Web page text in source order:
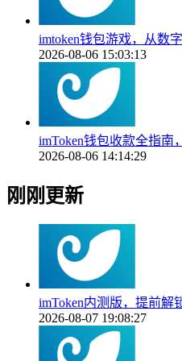
imtoken钱包游戏，从数
2026-08-06 15:03:13
imToken钱包收款全指南
2026-08-06 14:14:29
刚刚更新
imToken内测版，提前解
2026-08-07 19:08:27